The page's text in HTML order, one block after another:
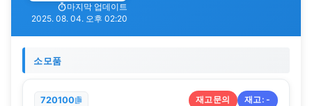
마지막 업데이트
2025. 08. 04. 오후 02:20
소모품
720100 재고문의 재고:-